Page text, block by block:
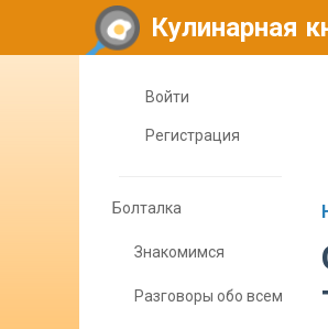
Кулинарная
Войти
Регистрация
Болталка
Знакомимся
Разговоры обо всем